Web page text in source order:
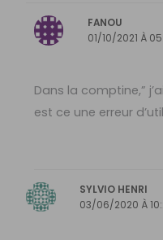
FANOU
01/10/2021 À
Dans la comptine,”
est ce une erreur
SYLVIO HENRI
03/06/2020 À